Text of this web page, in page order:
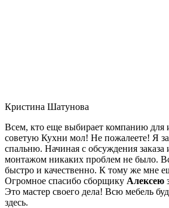
Кристина Шатунова
Всем, кто еще выбирает компанию для
советую Кухни мол! Не пожалеете! Я
спальню. Начиная с обсуждения заказа
монтажом никаких проблем не было.
быстро и качественно. К тому же мне
Огромное спасибо сборщику Алексею
Это мастер своего дела! Всю мебель
здесь.